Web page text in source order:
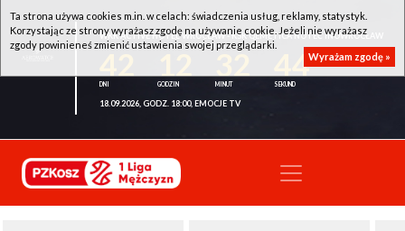
WKK ACTIVE HOTEL WROCŁAW - KSK QEMETICA NOTEĆ INOWROCŁAW
44
18.09.2026, GODZ. 18:00, EMOCJE TV
Ta strona używa cookies m.in. w celach: świadczenia usług, reklamy, statystyk.
Korzystając ze strony wyrażasz zgodę na używanie cookie. Jeżeli nie wyrażasz
zgody powinieneś zmienić ustawienia swojej przeglądarki.
Wyrażam zgodę »